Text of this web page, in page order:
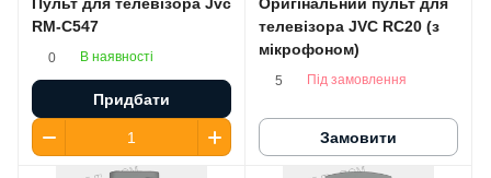
RM-C547
0 В наявності
Придбати
телевізора JVC RC20 (з
мікрофоном)
5 Під замовлення
Замовити